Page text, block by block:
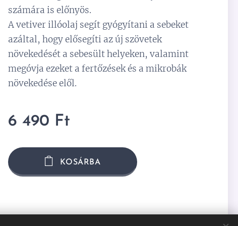
számára is előnyös.
A vetiver illóolaj segít gyógyítani a sebeket
azáltal, hogy elősegíti az új szövetek
növekedését a sebesült helyeken, valamint
megóvja ezeket a fertőzések és a mikrobák
növekedése elől.
6 490 Ft
KOSÁRBA